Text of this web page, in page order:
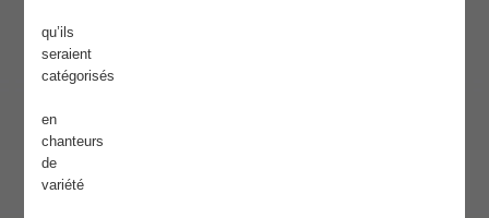
qu’ils
seraient
catégorisés
en
chanteurs
de
variété